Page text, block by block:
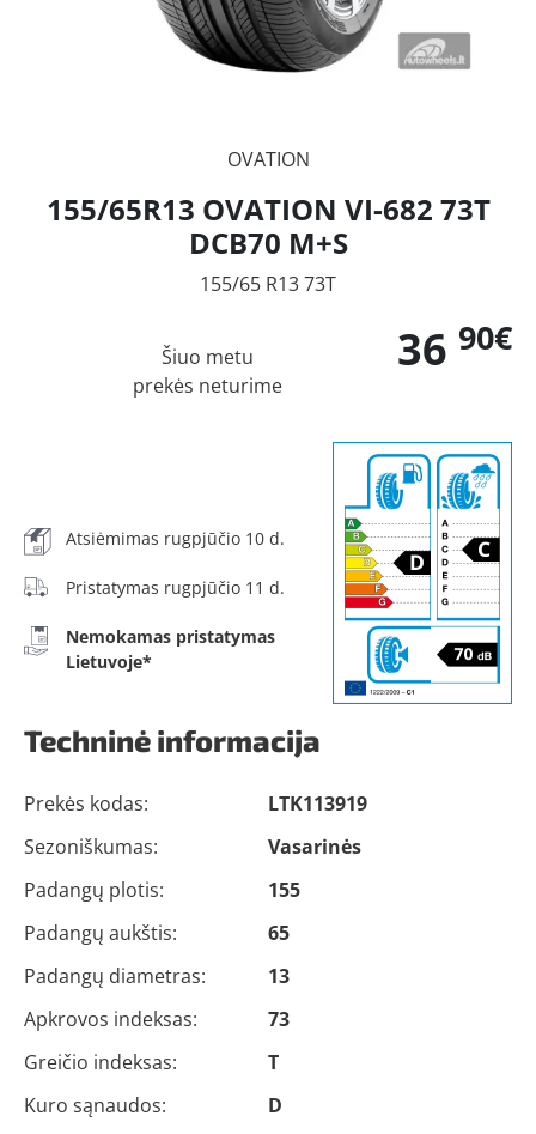
OVATION
155/65R13 OVATION VI-682 73T
DCB70 M+S
155/65 R13 73T
36 90€
Šiuo metu
prekės neturime
Atsiėmimas rugpjūčio 10 d.
Pristatymas rugpjūčio 11 d.
Nemokamas pristatymas
Lietuvoje*
Techninė informacija
Prekės kodas:
LTK113919
Sezoniškumas:
Vasarinės
Padangų plotis:
155
Padangų aukštis:
65
Padangų diametras:
13
Apkrovos indeksas:
73
Greičio indeksas:
T
Kuro sąnaudos:
D